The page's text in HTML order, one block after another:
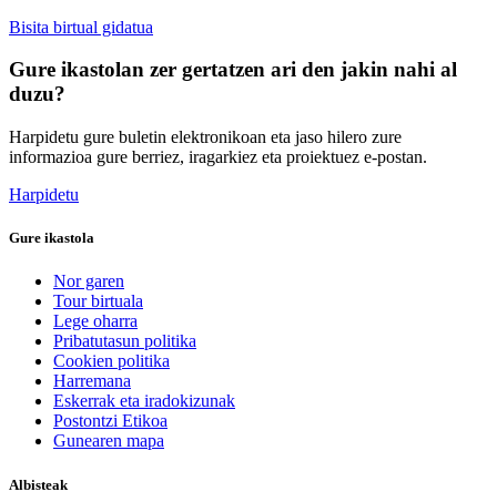
Bisita birtual gidatua
Gure ikastolan zer gertatzen ari den jakin nahi al
duzu?
Harpidetu gure buletin elektronikoan eta jaso hilero zure
informazioa gure berriez, iragarkiez eta proiektuez e-postan.
Harpidetu
Gure ikastola
Nor garen
Tour birtuala
Lege oharra
Pribatutasun politika
Cookien politika
Harremana
Eskerrak eta iradokizunak
Postontzi Etikoa
Gunearen mapa
Albisteak